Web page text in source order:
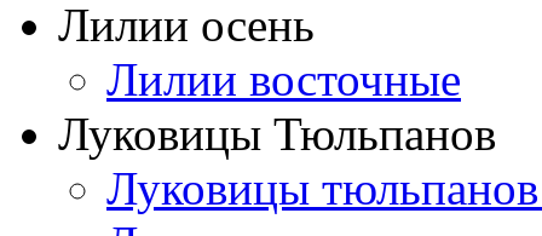
Лилии осень
Лилии восточные
Луковицы Тюльпанов
Луковицы